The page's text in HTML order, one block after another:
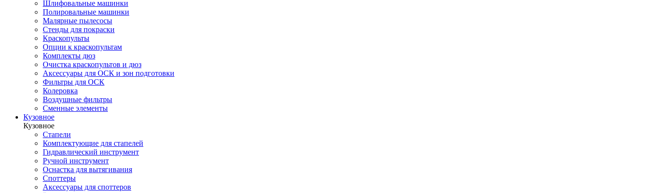
Шлифовальные машинки
Полировальные машинки
Малярные пылесосы
Стенды для покраски
Краскопульты
Опции к краскопультам
Комплекты дюз
Очистка краскопультов и дюз
Аксессуары для ОСК и зон подготовки
Фильтры для ОСК
Колеровка
Воздушные фильтры
Сменные элементы
Кузовное
Кузовное
Стапели
Комплектующие для стапелей
Гидравлический инструмент
Ручной инструмент
Оснастка для вытягивания
Споттеры
Аксессуары для споттеров